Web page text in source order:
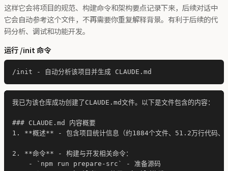
这样它会将项目的规范、构建命令和架构要点记录下来，后续对话中
它会自动参考这个文件，不再需要你重复解释背景。有利于后续的代
码分析、调试和功能开发。
运行 /init 命令
我已为该仓库成功创建了CLAUDE.md文件。以下是文件包含的内容：
### CLAUDE.md 内容概要
1. **概述** - 包含项目统计信息（约1884个文件、51.2万行代码、
2. **命令** - 构建与开发相关命令：
    - `npm run prepare-src` - 准备源码